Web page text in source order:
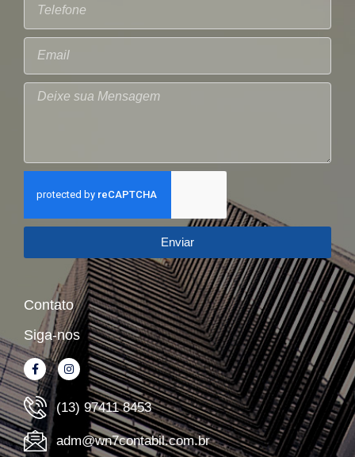
Enviar
Contato
Siga-nos
(13) 97411 8453
adm@wn7contabil.com.br